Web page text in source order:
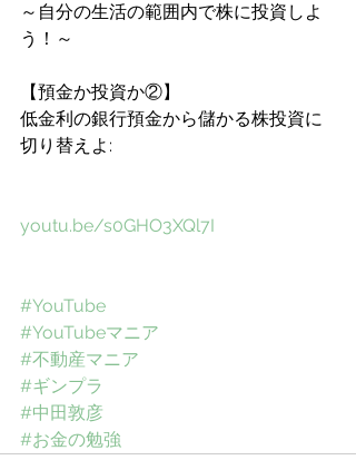
～自分の生活の範囲内で株に投資しよ
う！～
【預金か投資か②】
低金利の銀行預金から儲かる株投資に
切り替えよ:
youtu.be/s0GHO3XQl7I
#YouTube
#YouTubeマニア
#不動産マニア
#ギンプラ
#中田敦彦
#お金の勉強